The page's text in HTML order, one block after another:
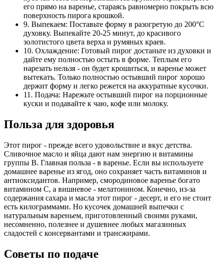
его прямо на варенье, стараясь равномерно покрыть всю
поверхность пирога крошкой.
9. Выпекаем: Поставьте форму в разогретую до 200°C
духовку. Выпекайте 20-25 минут, до красивого
золотистого цвета верха и румяных краев.
10. Охлаждение: Готовый пирог достаньте из духовки и
дайте ему полностью остыть в форме. Теплым его
нарезать нельзя - он будет крошиться, и варенье может
вытекать. Только полностью остывший пирог хорошо
держит форму и легко режется на аккуратные кусочки.
11. Подача: Нарежьте остывший пирог на порционные
куски и подавайте к чаю, кофе или молоку.
Польза для здоровья
Этот пирог - прежде всего удовольствие и вкус детства.
Сливочное масло и яйца дают нам энергию и витамины
группы B. Главная польза - в варенье. Если вы используете
домашнее варенье из ягод, оно сохраняет часть витаминов и
антиоксидантов. Например, смородиновое варенье богато
витамином С, а вишневое - мелатонином. Конечно, из-за
содержания сахара и масла этот пирог - десерт, и его не стоит
есть килограммами. Но кусочек домашней выпечки с
натуральным вареньем, приготовленный своими руками,
несомненно, полезнее и душевнее любых магазинных
сладостей с консервантами и трансжирами.
Советы по подаче